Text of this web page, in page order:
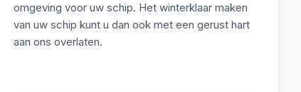
omgeving voor uw schip. Het winterklaar maken
van uw schip kunt u dan ook met een gerust hart
aan ons overlaten.